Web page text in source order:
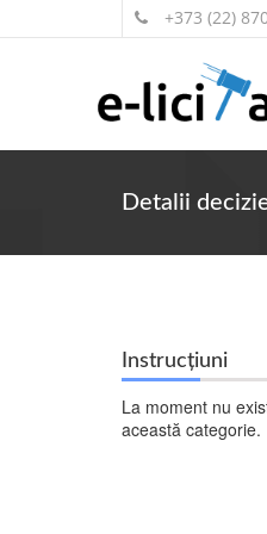
+373 (22)
Detalii
Instrucțiuni
La moment nu
această categorie.